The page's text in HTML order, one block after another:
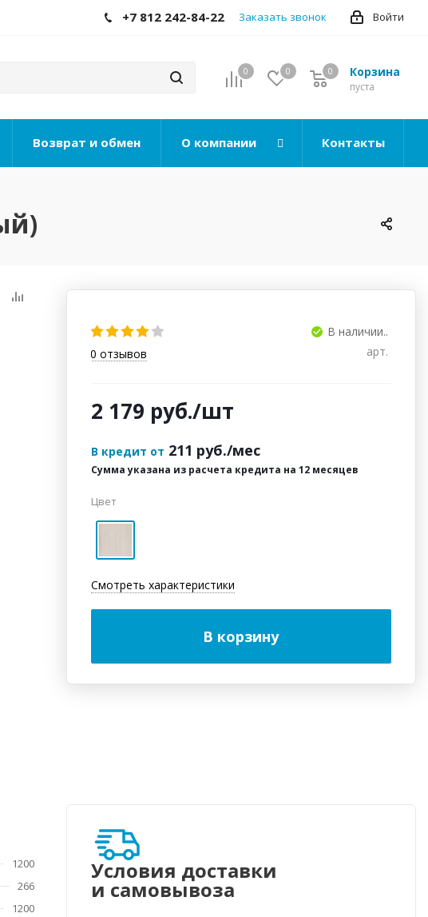
Войти
+7 812 242-84-22 Заказать звонок
0 0 Корзина
0
пуста
0
Возврат и обмен О компании Контакты
0 отзывов
В наличии..
арт.
2 179 руб./шт
В кредит от 211 руб./мес
Сумма указана из расчета кредита на 12 месяцев
Цвет
Смотреть характеристики
В корзину
1200
266
1200
Условия доставки
и самовывоза